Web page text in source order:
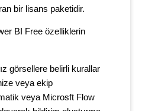
bir lisans paketidir.
BI Free özelliklerin
görsellere belirli kurallar
veya ekip
veya Microsft Flow